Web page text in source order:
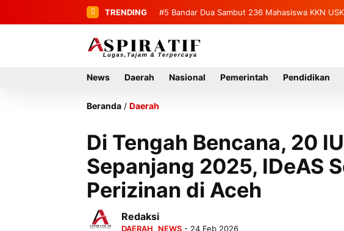
TRENDING #5 Bandar Dua Sambut 236 Mahasiswa
#6 Penemuan Mayat Tanpa Identitas Gegerkan
News Daerah Nasional Pemerintah Pendidikan
Beranda / Daerah
Di Tengah Bencana, 20
Sepanjang 2025, IDeAS
Perizinan di Aceh
Redaksi
DAERAH, NEWS - 24 Feb 2026